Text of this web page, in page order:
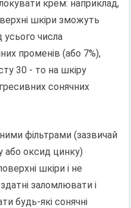
крем: наприклад,
шкіри зможуть
усього числа
променів (або 7%),
30 - то на шкіру
сонячних
фільтрами (зазвичай
або оксид цинку)
шкіри і не
заломлювати і
будь-які сонячні